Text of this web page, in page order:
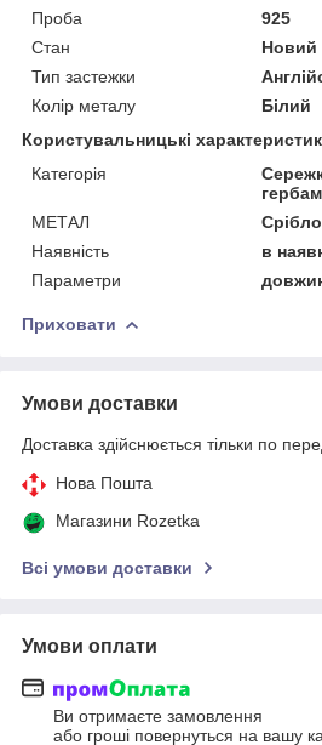
Проба
925
Стан
Новий
Тип застежки
Колір металу
Білий
Користувальницькі
Категорія
МЕТАЛ
Срібло
Наявність
в
Параметри
Приховати
Умови доставки
Доставка здійснюється тільки по
Нова Пошта
Магазини Rozetka
Всі умови доставки
Умови оплати
Ви отримаєте замовлення
або гроші повернуться на вашу